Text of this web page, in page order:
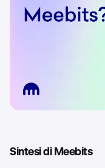
Sintesi di Meebits